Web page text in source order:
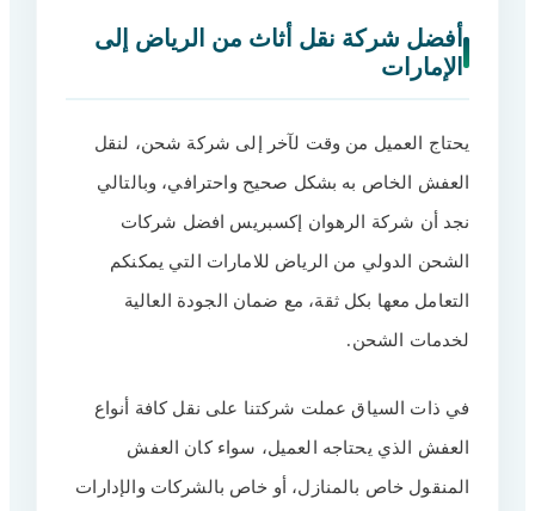
أفضل شركة نقل أثاث من الرياض إلى
الإمارات
يحتاج العميل من وقت لآخر إلى شركة شحن، لنقل
العفش الخاص به بشكل صحيح واحترافي، وبالتالي
نجد أن شركة الرهوان إكسبريس افضل شركات
الشحن الدولي من الرياض للامارات التي يمكنكم
التعامل معها بكل ثقة، مع ضمان الجودة العالية
لخدمات الشحن.
في ذات السياق عملت شركتنا على نقل كافة أنواع
العفش الذي يحتاجه العميل، سواء كان العفش
المنقول خاص بالمنازل، أو خاص بالشركات والإدارات